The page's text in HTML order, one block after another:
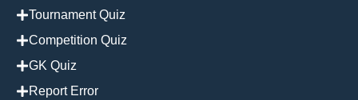
Tournament Quiz
Competition Quiz
GK Quiz
Report Error